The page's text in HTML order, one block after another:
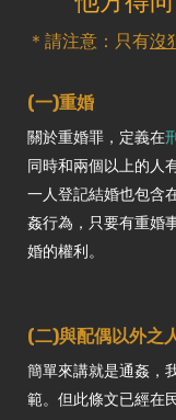
＊請注意：只有沒
(一)重婚
關於重婚罪，定義在
同時和兩個以上的人
一人登記結婚也包含
姦行為，只要有重婚
婚的權利。
(二)與配偶以外之
簡單來講就是通姦，
範。但此條文已經在